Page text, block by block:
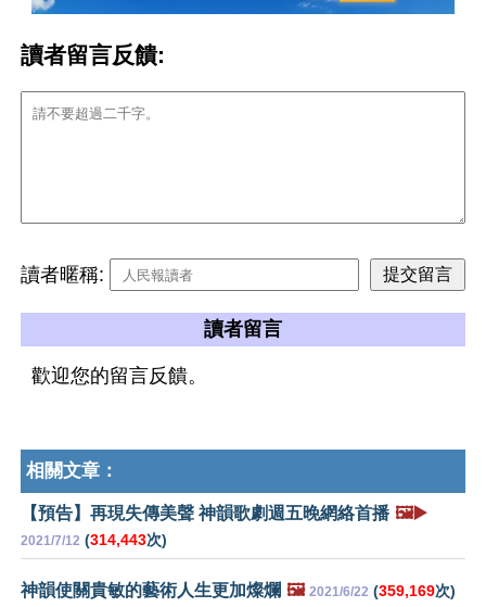
讀者留言反饋:
讀者暱稱:
讀者留言
歡迎您的留言反饋。
相關文章：
【預告】再現失傳美聲 神韻歌劇週五晚網絡首播 🖼️▶️
2021/7/12 (314,443次)
神韻使關貴敏的藝術人生更加燦爛 🖼️ 2021/6/22 (359,169次)